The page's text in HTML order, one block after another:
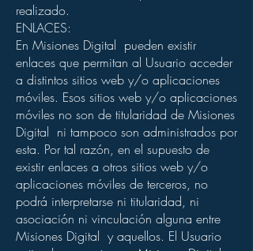
realizado.
ENLACES:
En Misiones Digital pueden existir
enlaces que permitan al Usuario acceder
a distintos sitios web y/o aplicaciones
móviles. Esos sitios web y/o aplicaciones
móviles no son de titularidad de Misiones
Digital ni tampoco son administrados por
esta. Por tal razón, en el supuesto de
existir enlaces a otros sitios web y/o
aplicaciones móviles de terceros, no
podrá interpretarse ni titularidad, ni
asociación ni vinculación alguna entre
Misiones Digital y aquellos. El Usuario